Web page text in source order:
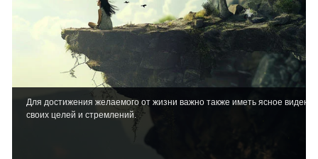
Для достижения желаемого от жизни важно также иметь ясное видение
своих целей и стремлений.